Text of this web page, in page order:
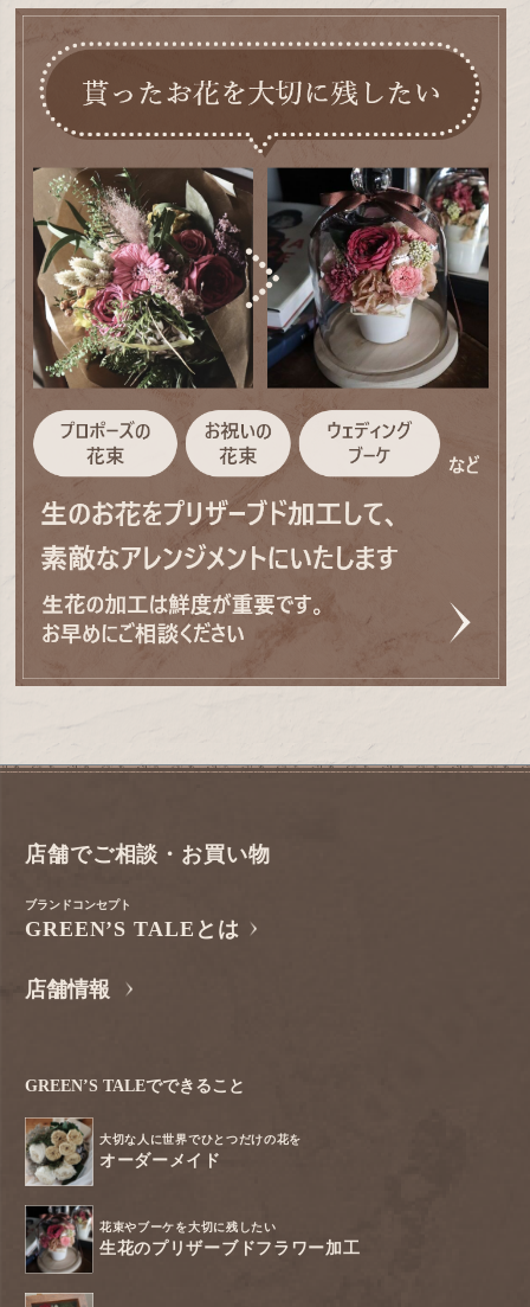
店舗でご相談・お買い物
ブランドコンセプト
GREEN’S TALEとは
店舗情報
GREEN’S TALEでできること
大切な人に世界でひとつだけの花を
オーダーメイド
花束やブーケを大切に残したい
生花のプリザーブドフラワー加工